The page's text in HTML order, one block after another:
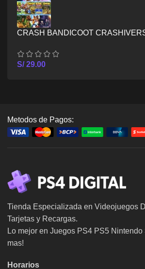
CRASH BANDICOOT
S/29.00
Metodos de Pagos:
Tienda Especializada en Videojuegos
Tarjetas y Recargas.
Lo mejor en Juegos PS4 PS5
mas!
Horarios